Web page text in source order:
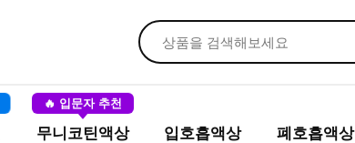
🔥 입문자 추천
무니코틴액상 입호흡액상 폐호흡액상